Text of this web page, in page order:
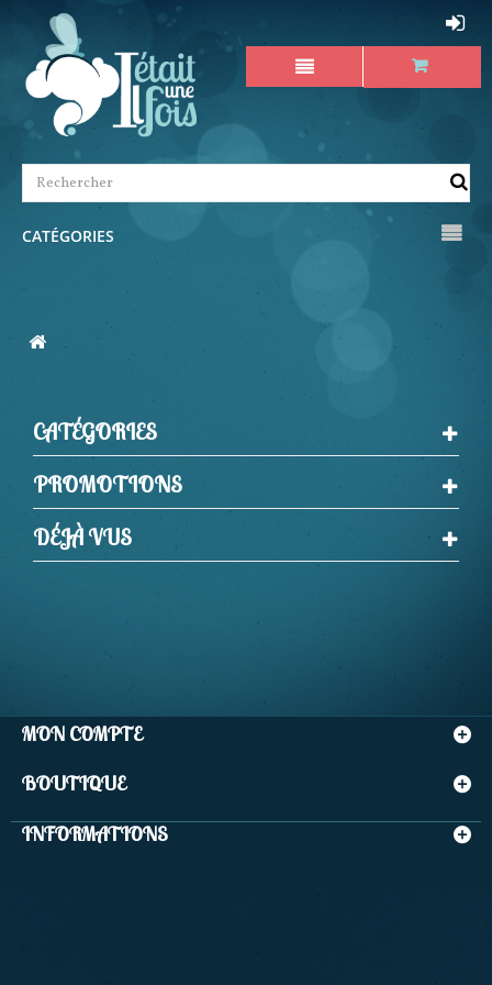
CATÉGORIES
CATÉGORIES
PROMOTIONS
DÉJÀ VUS
MON COMPTE
BOUTIQUE
INFORMATIONS